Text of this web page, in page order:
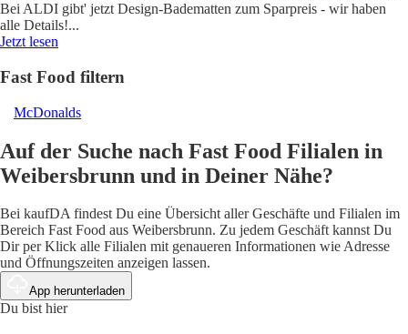
Bei ALDI gibt' jetzt Design-Badematten zum Sparpreis - wir haben
alle Details!...
Jetzt lesen
Fast Food filtern
McDonalds
Auf der Suche nach Fast Food Filialen in
Weibersbrunn und in Deiner Nähe?
Bei kaufDA findest Du eine Übersicht aller Geschäfte und Filialen im
Bereich Fast Food aus Weibersbrunn. Zu jedem Geschäft kannst Du
Dir per Klick alle Filialen mit genaueren Informationen wie Adresse
und Öffnungszeiten anzeigen lassen.
App herunterladen
Du bist hier